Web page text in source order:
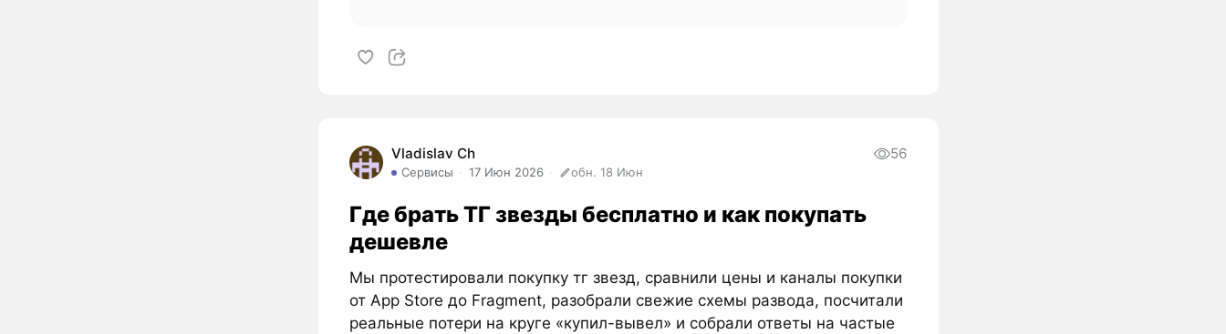
Vladislav Ch
Сервисы 17 Июн 2026 обн. 18 Июн
56
Где брать ТГ звезды бесплатно и как покупать
дешевле
Мы протестировали покупку тг звезд, сравнили цены и каналы покупки
от App Store до Fragment, разобрали свежие схемы развода, посчитали
реальные потери на круге «купил-вывел» и собрали ответы на частые